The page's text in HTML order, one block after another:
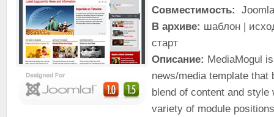
Совместимость:
В архиве: шаблон |
старт
Описание: MediaMogul
news/media template that
blend of content and style
variety of module